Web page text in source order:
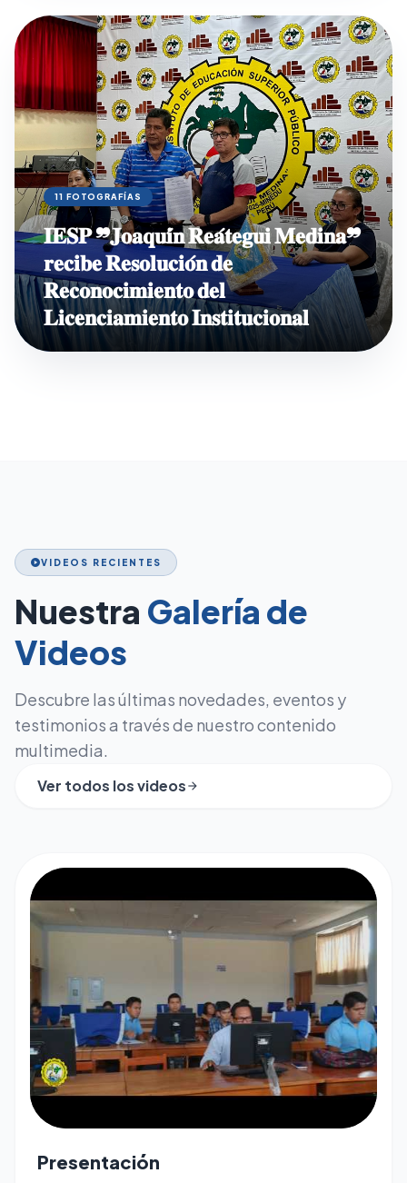
11 FOTOGRAFÍAS
𝐈𝐄𝐒𝐏 ❞𝐉𝐨𝐚𝐪𝐮𝐢́𝐧 𝐑𝐞𝐚́𝐭𝐞𝐠𝐮𝐢 𝐌𝐞𝐝𝐢𝐧𝐚❞
𝐫𝐞𝐜𝐢𝐛𝐞 𝐑𝐞𝐬𝐨𝐥𝐮𝐜𝐢𝐨́𝐧 𝐝𝐞
𝐑𝐞𝐜𝐨𝐧𝐨𝐜𝐢𝐦𝐢𝐞𝐧𝐭𝐨 𝐝𝐞𝐥
𝐋𝐢𝐜𝐞𝐧𝐜𝐢𝐚𝐦𝐢𝐞𝐧𝐭𝐨 𝐈𝐧𝐬𝐭𝐢𝐭𝐮𝐜𝐢𝐨𝐧𝐚𝐥
play_circleVIDEOS RECIENTES
Nuestra Galería de
Videos
Descubre las últimas novedades, eventos y
testimonios a través de nuestro contenido
multimedia.
Ver todos los videos arrow_forward
play_arrow
Presentación